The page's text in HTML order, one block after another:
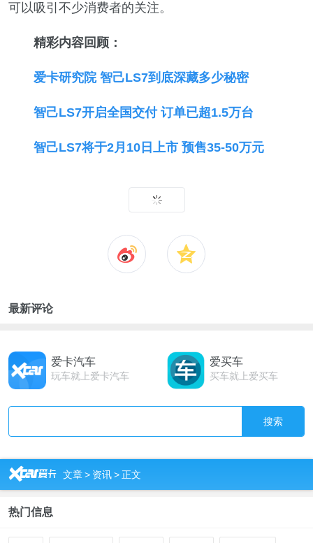
可以吸引不少消费者的关注。
精彩内容回顾：
爱卡研究院 智己LS7到底深藏多少秘密
智己LS7开启全国交付 订单已超1.5万台
智己LS7将于2月10日上市 预售35-50万元
最新评论
爱卡汽车
玩车就上爱卡汽车
爱买车
买车就上爱买车
搜索
R 文章> 资讯>正文
热门信息